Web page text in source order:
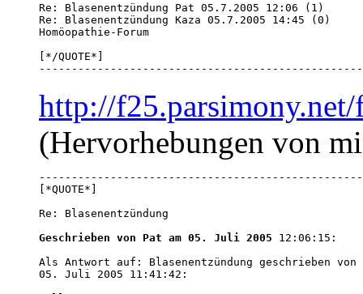
Re: Blasenentzündung Pat 05.7.2005 12:06 (1)
Re: Blasenentzündung Kaza 05.7.2005 14:45 (0)
[*/QUOTE*]
http://
(Hervorhebungen von
Re: Blasenentzündung
Geschrieben von Pat am 05. Juli 2005 12:06:15:
Als Antwort auf: Blasenentzündung geschrieben von
05. Juli 2005 11:41:42: